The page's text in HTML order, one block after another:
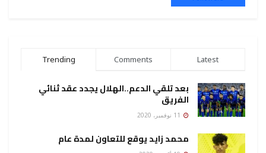
Trending Comments Latest
بعد تلقي الدعم..الهلال يجدد عقد ثنائي
الفريق
محمد زايد يوقع للتعاون لمدة عام